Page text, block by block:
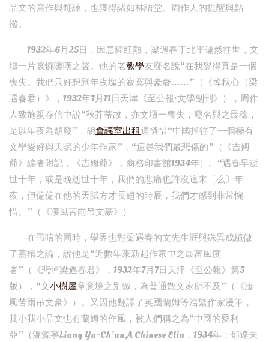
品文的寫作與翻譯，也獲得諸如林語堂、周作人的提醒與點
撥。
1932年6月25日，因患猩紅熱，梁遇春于北平遽然往世，文
壇一片哀惋嗟嘆之聲。他的老教學友廢名說“在我覺得真是一個
喪失。我們只好想到年夜塊的寂寞與豪奢……”（《悼秋心（梁
遇春君）》，1932年7月11日天津《至公報·文學副刊》），周作
人致施蜇存信中說“秋芥蒂故，亦文壇一喪失，廢名與之最稔，
是以年夜為頹廢”，胡會議室出租適憐惜“中國掉往了一個極有
文學愛好與天賦的少年作家”，“這是我們最悲傷的”（《吉姆
爺》編者附記，《吉姆爺》，商務印書館1934年）。“遇春早逝
世十年，或是晚逝世十年，我們的悲痛也許沒這末〔么〕年
夜，但偏偏在他的天賦方才長翅的時辰，我們才感到非常惋
惜。”（《凄風苦雨吊文豪》）
在弔唁的同時，學界也對梁遇春的文先生涯與殊異成績做
了蓋棺之論，說他是“近數年來新起作家中之最富風度
者”（《悲悼梁遇春君》，1932年7月7日天津《至公報》第5
版），“文小樹屋章意境之別緻，為普通散文家所不及”（《凄
風苦雨吊文豪》）。又因他翻譯了英國蘭姆等浩繁作家漫筆，
其小我小品文也有蘭姆的作風，被人們稱之為“中國的愛利
亞”（溫源寧Liang Yu-Ch’un,A Chinese Elia，1934年；郁達夫